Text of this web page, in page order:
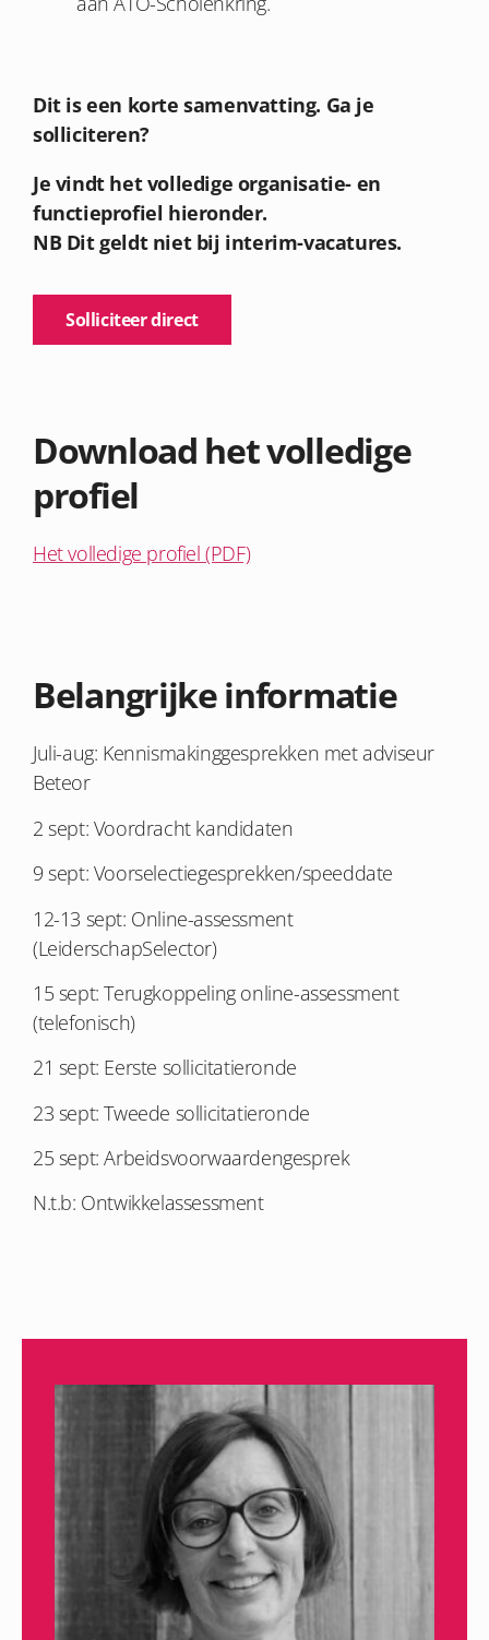
Dit is een korte samenvatting. Ga je
solliciteren?
Je vindt het volledige organisatie- en
functieprofiel hieronder.
NB Dit geldt niet bij interim-vacatures.
Solliciteer direct
Download het volledige
profiel
Het volledige profiel (PDF)
Belangrijke informatie
Juli-aug: Kennismakinggesprekken met adviseur
Beteor
2 sept: Voordracht kandidaten
9 sept: Voorselectiegesprekken/speeddate
12-13 sept: Online-assessment
(LeiderschapSelector)
15 sept: Terugkoppeling online-assessment
(telefonisch)
21 sept: Eerste sollicitatieronde
23 sept: Tweede sollicitatieronde
25 sept: Arbeidsvoorwaardengesprek
N.t.b: Ontwikkelassessment